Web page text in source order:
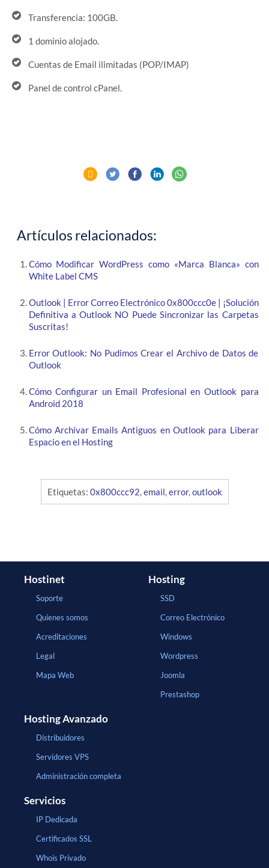
Transferencia: 100GB.
1 dominio alojado.
Cuentas de Email ilimitadas (POP/IMAP)
Panel de control cPanel.
Artículos relacionados:
Cómo Modificar WordPress como «Marca Blanca» con
White Label CMS
Outlook | Error Correo Electrónico 0x800ccc0e | ¡Solución
Definitiva a Outlook NO Puede Sincronizar las Carpetas
Suscritas!
Error Outlook: No Pudimos Crear el Archivo de Datos de
Outlook
Cómo Configurar un Email Profesional en Outlook para
Android 2018
Cómo Archivar Emails Antiguos en Outlook para Liberar
Espacio en el Hosting
Etiquetas: 0x800ccc92,email,error,outlook
Hostinet
Soporte
Quienes somos
Acreditaciones
Legal
Mapa Web
Hosting
SSD
Correo Electrónico
Windows
Wordpress
Joomla
Prestashop
Hosting Avanzado
Distribuidores
Servidores VPS
Administración completa
Servicios
IP Dedicada
Certificados SSL
Whois Privado